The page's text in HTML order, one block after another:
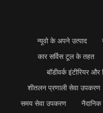
न्यूवो के अपने उत्पाद
कार सर्विस टूल के तहत
बॉडीवर्क इंटीरियर
शीतलन प्रणाली सेवा उपकरण
समय सेवा उपकरण